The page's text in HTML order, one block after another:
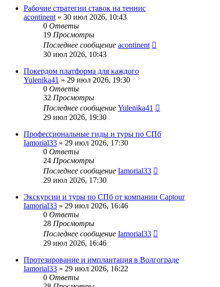
Рабочие стратегии ставок на теннис
acontinent » 30 июл 2026, 10:43
0 Ответы
19 Просмотры
Последнее сообщение acontinent
30 июл 2026, 10:43
Покердом платформа для каждого
Yulenika41 » 29 июл 2026, 19:30
0 Ответы
32 Просмотры
Последнее сообщение Yulenika41
29 июл 2026, 19:30
Профессиональные гиды и туры по СПб
Iamorial33 » 29 июл 2026, 17:30
0 Ответы
24 Просмотры
Последнее сообщение Iamorial33
29 июл 2026, 17:30
Экскурсии и туры по СПб от компании Captour
Iamorial33 » 29 июл 2026, 16:46
0 Ответы
28 Просмотры
Последнее сообщение Iamorial33
29 июл 2026, 16:46
Протезирование и имплантация в Волгограде
Iamorial33 » 29 июл 2026, 16:22
0 Ответы